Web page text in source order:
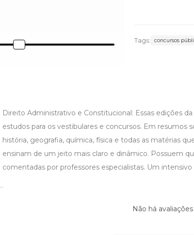
Tags: concursos
Direito Administrativo e Constitucional: Essas edições
estudos para os vestibulares e concursos. Em resumos
história, geografia, química, física e todas as matérias
ensinam de um jeito mais claro e dinâmico. Possuem
comentadas por professores especialistas. Um
Não há